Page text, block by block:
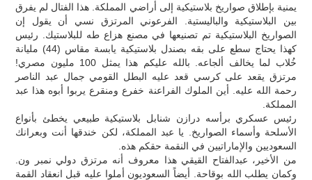
يمنية بإطلاق صواريخ بلاستيكية إلى أراضي المملكة. هذا الفتال لم يفرق
بين البلاستيكية والباليستية. الفرعوني المرتزق نسي أن يقول إن
الصواريخ البلاستيكية تم تصنيعها في مصنع هزاع طه للبلاستيك. رئيس
كهذا يحتاج سطع على بقه بصندل بلاستيكية يابسة مقاس (44) مليانة
خُلاب لما يخالف ألجاعه. بالله عليكم هذا يمثل 100 مليون مصري!
مرتزق يقعد على كرسي قعد عليه البطل القومي جمال عبد الناصر
رحمة الله عليه. أين الملوك الفراعنة خفرع ومنقرع يربوا أبوه هذا عبد
المملكة.
رئيس عسكري برأسه درازن شنابل بلاستيكية طبيعي يخطئ بأنواع
الأسلحة وأسماء الصواريخ. يا عبد المملكة، لكن خندقها أنت وبعرانك
السعوديين والإماراتيين في النقمة حقكم هذه.
من الأخير، عبدالفتاح القيقي هذا معروف أنه مرتزق دولي نمبر ون.
وكمان يطلب الله بوقاحة. أيضاً السعوديون أملوا عليه قبل انعقاد القمة